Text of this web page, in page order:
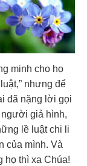
minh cho họ
nhưng để
đã nặng lời gọi
giả hình,
lề luật chi li
của mình. Và
họ thì xa Chúa!